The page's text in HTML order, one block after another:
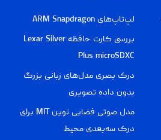
لپ‌تاپ‌های ARM Snapdragon
بررسی کارت حافظه Lexar Silver
Plus microSDXC
درک بصری مدل‌های زبانی بزرگ
بدون داده تصویری
مدل صوتی فضایی نوین MIT برای
درک سه‌بعدی محیط